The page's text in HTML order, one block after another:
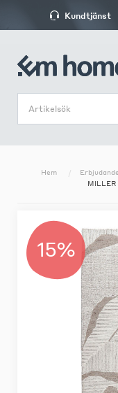
Kundtjänst
Hem
MILLER
15%